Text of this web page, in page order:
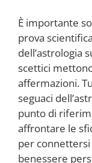
È importante
prova
dell’astrologia
scettici
affermazioni.
seguaci
punto di
affrontare le
per
benessere